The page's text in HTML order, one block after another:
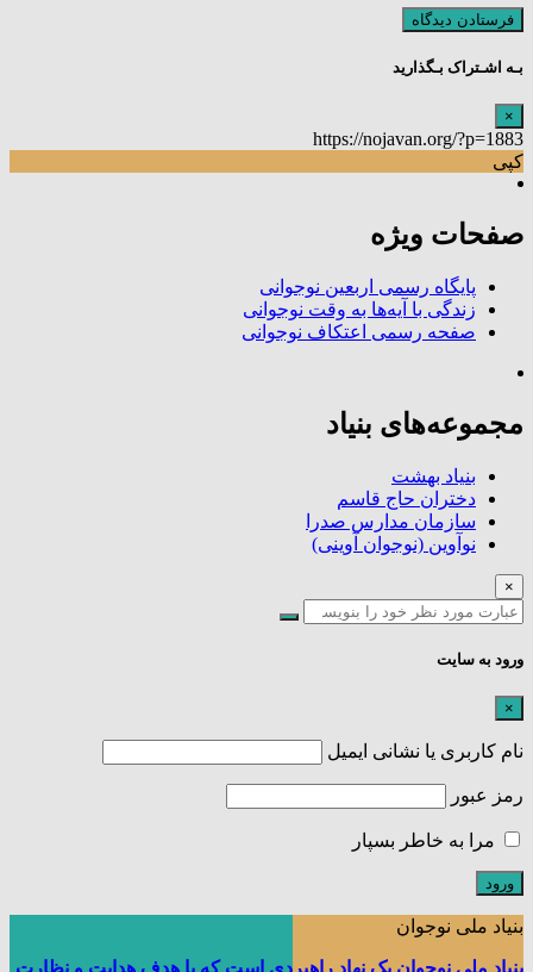
بـه اشـتراک بـگذارید
×
https://nojavan.org/?p=1883
کپی
صفحات ویژه
پایگاه رسمی اربعین نوجوانی
زندگی با آیه‌ها به وقت نوجوانی
صفحه رسمی اعتکاف نوجوانی
مجموعه‌های بنیاد
بنیاد بهشت
دختران حاج قاسم
سازمان مدارس صدرا
نوآوین (نوجوان آوینی)
×
ورود به سایت
×
نام کاربری یا نشانی ایمیل
رمز عبور
مرا به خاطر بسپار
بنیاد ملی نوجوان